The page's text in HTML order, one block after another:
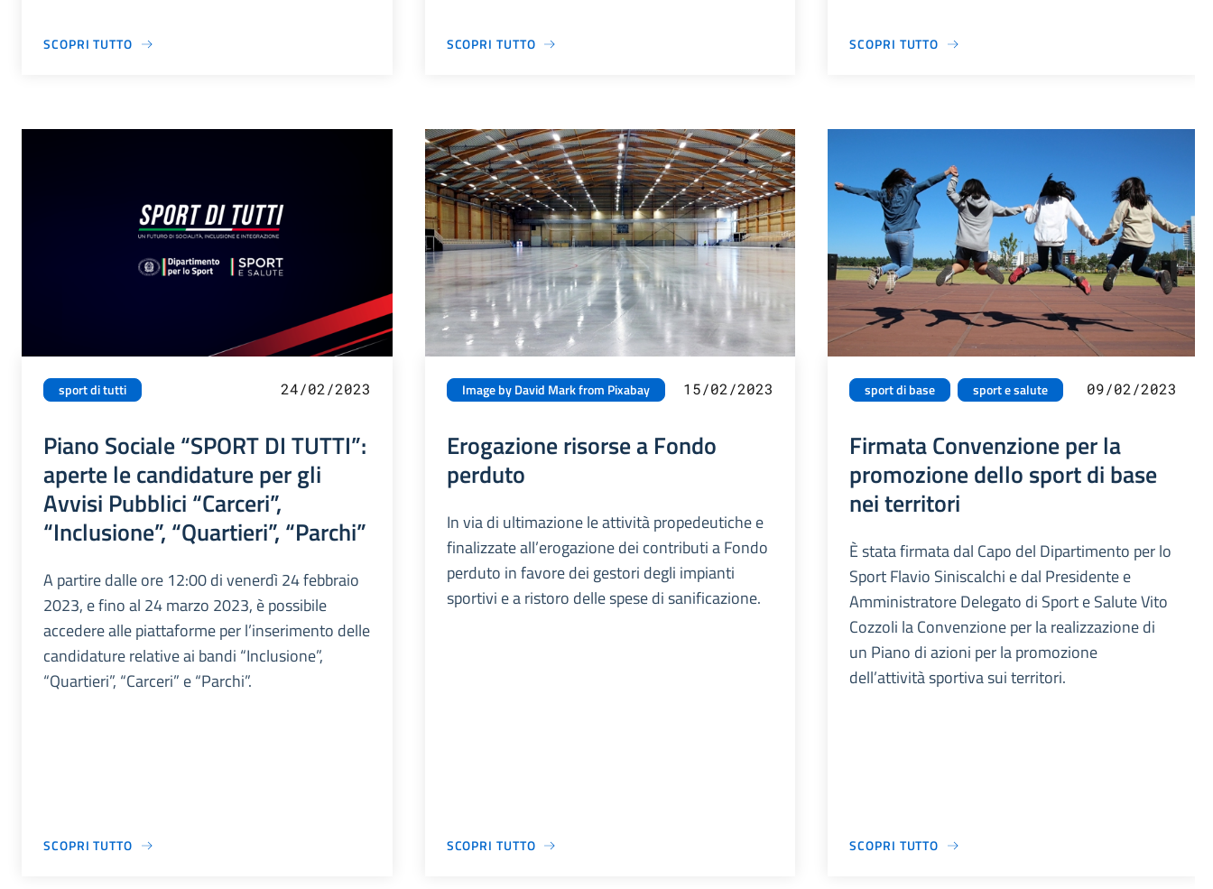
SCOPRI TUTTO SCOPRI TUTTO SCOPRI TUTTO
sport di tutti 24/02/2023
Piano Sociale “SPORT DI TUTTI”:
aperte le candidature per gli
Avvisi Pubblici “Carceri”,
“Inclusione”, “Quartieri”, “Parchi”
A partire dalle ore 12:00 di venerdì 24 febbraio
2023, e fino al 24 marzo 2023, è possibile
accedere alle piattaforme per l’inserimento delle
candidature relative ai bandi “Inclusione”,
“Quartieri”, “Carceri” e “Parchi”.
SCOPRI TUTTO
Image by David Mark from Pixabay 15/02/2023
Erogazione risorse a Fondo
perduto
In via di ultimazione le attività propedeutiche e
finalizzate all’erogazione dei contributi a Fondo
perduto in favore dei gestori degli impianti
sportivi e a ristoro delle spese di sanificazione.
SCOPRI TUTTO
sport di base sport e salute 09/02/2023
Firmata Convenzione per la
promozione dello sport di base
nei territori
È stata firmata dal Capo del Dipartimento per lo
Sport Flavio Siniscalchi e dal Presidente e
Amministratore Delegato di Sport e Salute Vito
Cozzoli la Convenzione per la realizzazione di
un Piano di azioni per la promozione
dell’attività sportiva sui territori.
SCOPRI TUTTO